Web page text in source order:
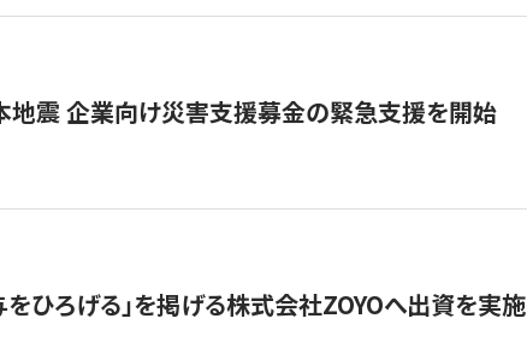
地震 企業向け災害支援募金の緊急支援を開始
をひろげる」を掲げる株式会社ZOYOへ出資を実施